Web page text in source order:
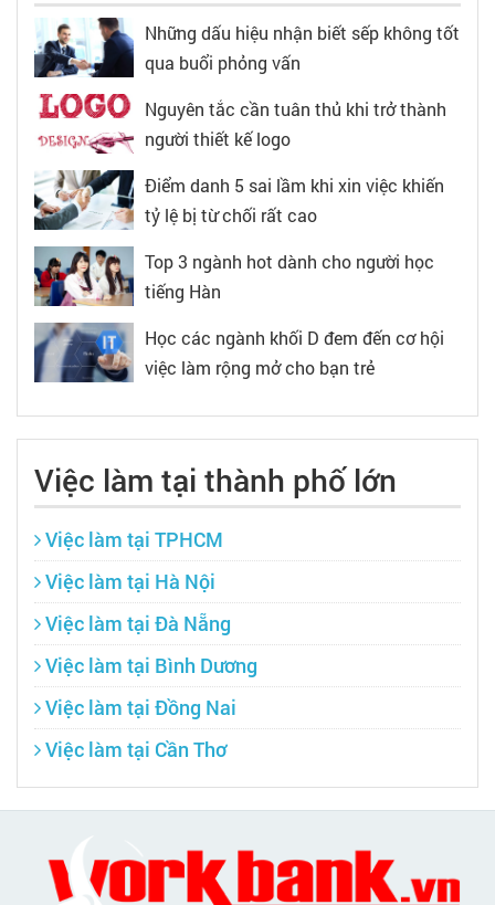
Những dấu hiệu nhận biết sếp không tốt
qua buổi phỏng vấn
Nguyên tắc cần tuân thủ khi trở thành
người thiết kế logo
Điểm danh 5 sai lầm khi xin việc khiến
tỷ lệ bị từ chối rất cao
Top 3 ngành hot dành cho người học
tiếng Hàn
Học các ngành khối D đem đến cơ hội
việc làm rộng mở cho bạn trẻ
Việc làm tại thành phố lớn
Việc làm tại TPHCM
Việc làm tại Hà Nội
Việc làm tại Đà Nẵng
Việc làm tại Bình Dương
Việc làm tại Đồng Nai
Việc làm tại Cần Thơ